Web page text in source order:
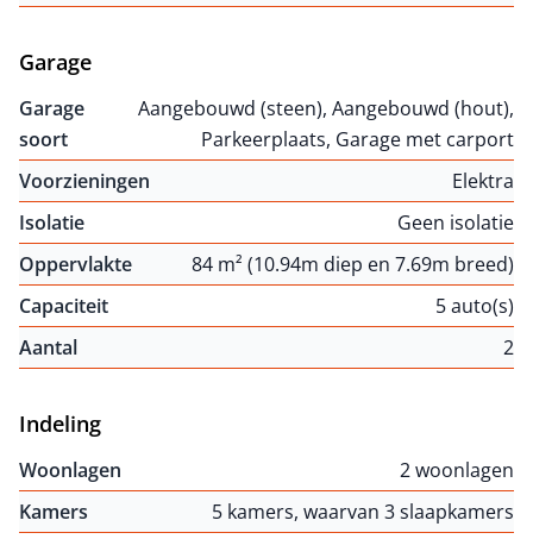
Garage
Garage
soort
Aangebouwd (steen), Aangebouwd (hout),
Parkeerplaats, Garage met carport
Voorzieningen
Elektra
Isolatie
Geen isolatie
Oppervlakte
84 m² (10.94m diep en 7.69m breed)
Capaciteit
5 auto(s)
Aantal
2
Indeling
Woonlagen
2 woonlagen
Kamers
5 kamers, waarvan 3 slaapkamers